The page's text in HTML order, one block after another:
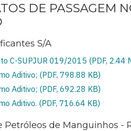
DE PASSAGEM
S/A
C-SUPJUR 019/2015 (PDF, 2.44
Aditivo; (PDF, 798.88 KB)
Aditivo; (PDF, 692.28 KB)
Aditivo. (PDF, 716.64 KB)
Petróleos de Manguinhos -